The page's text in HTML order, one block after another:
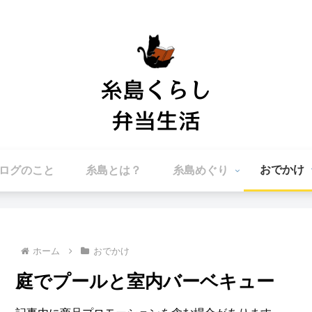
グのこと 糸島とは？ 糸島めぐり おでかけ
ホーム おでかけ
庭でプールと室内バーベキュー